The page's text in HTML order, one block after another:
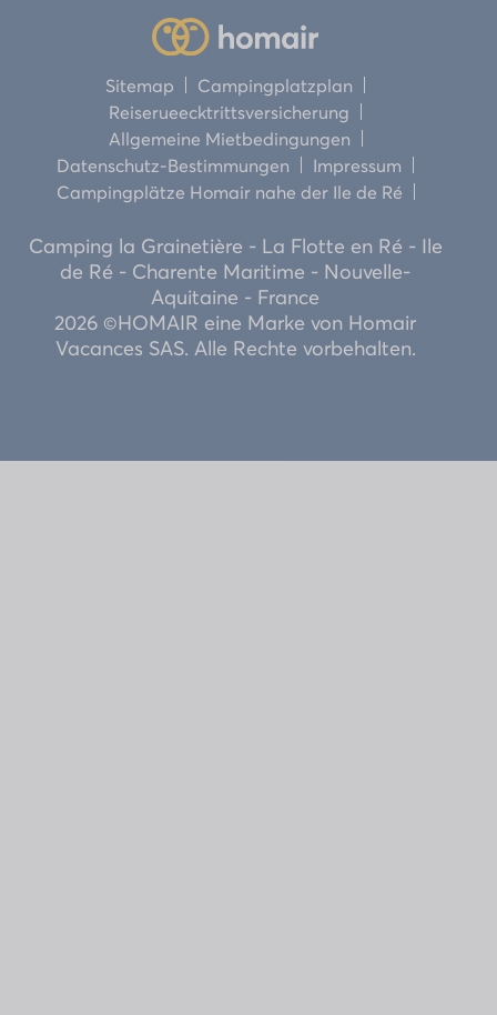
Sitemap
Campingplatzplan
Reiserueecktrittsversicherung
Allgemeine Mietbedingungen
Datenschutz-Bestimmungen
Impressum
Campingplätze Homair nahe der Ile de Ré
Camping la Grainetière - La Flotte en Ré - Ile
de Ré - Charente Maritime - Nouvelle-
Aquitaine - France
2026 ©HOMAIR eine Marke von Homair
Vacances SAS. Alle Rechte vorbehalten.